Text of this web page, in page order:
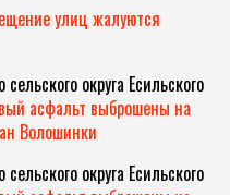
улиц жалуются
округа Есильского
асфальт выброшены на
Волошинки
округа Есильского